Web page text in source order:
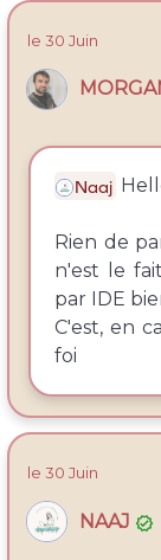
le 30 Juin
Naaj
Rien de
n'est le
par IDE
C'est, en
foi
le 30 Juin
NAAJ 